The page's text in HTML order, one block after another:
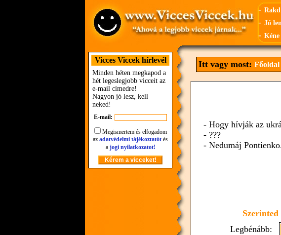
-
- Jó
-
Vicces Viccek hírlevél
Minden héten megkapod a
hét legeslegjobb vicceit az
e-mail címedre!
Nagyon jó lesz, kell
neked!
E-mail:
Megismertem és elfogadom
az adatvédelmi tájékoztatót és
a jogi nyilatkozatot!
Itt vagy most: Főoldal
- Hogy hívják az
- ???
- Nedumáj
Legbénább: